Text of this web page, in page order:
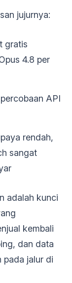
jujurnya:
gratis
4.8 per
API
rendah,
sangat
adalah kunci
kembali
dan data
pada jalur di